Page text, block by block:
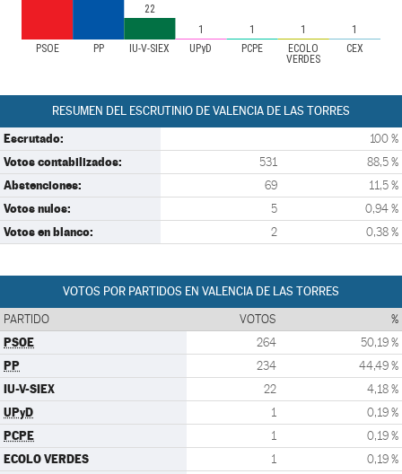
PSOE PP IU-V-SIEX UPyD PCPE
ECOLO
VERDES
CEX
22
1
1 1 1
RESUMEN DEL ESCRUTINIO DE VALENCIA DE LAS TORRES
Escrutado: 100 %
Votos contabilizados: 531 88,5 %
Abstenciones: 69 11,5 %
Votos nulos: 5 0,94 %
Votos en blanco: 2 0,38 %
VOTOS POR PARTIDOS EN VALENCIA DE LAS TORRES
PARTIDO VOTOS %
PSOE 264 50,19 %
PP 234 44,49 %
IU-V-SIEX 22 4,18 %
UPyD 1 0,19 %
PCPE 1 0,19 %
ECOLO VERDES 1 0,19 %